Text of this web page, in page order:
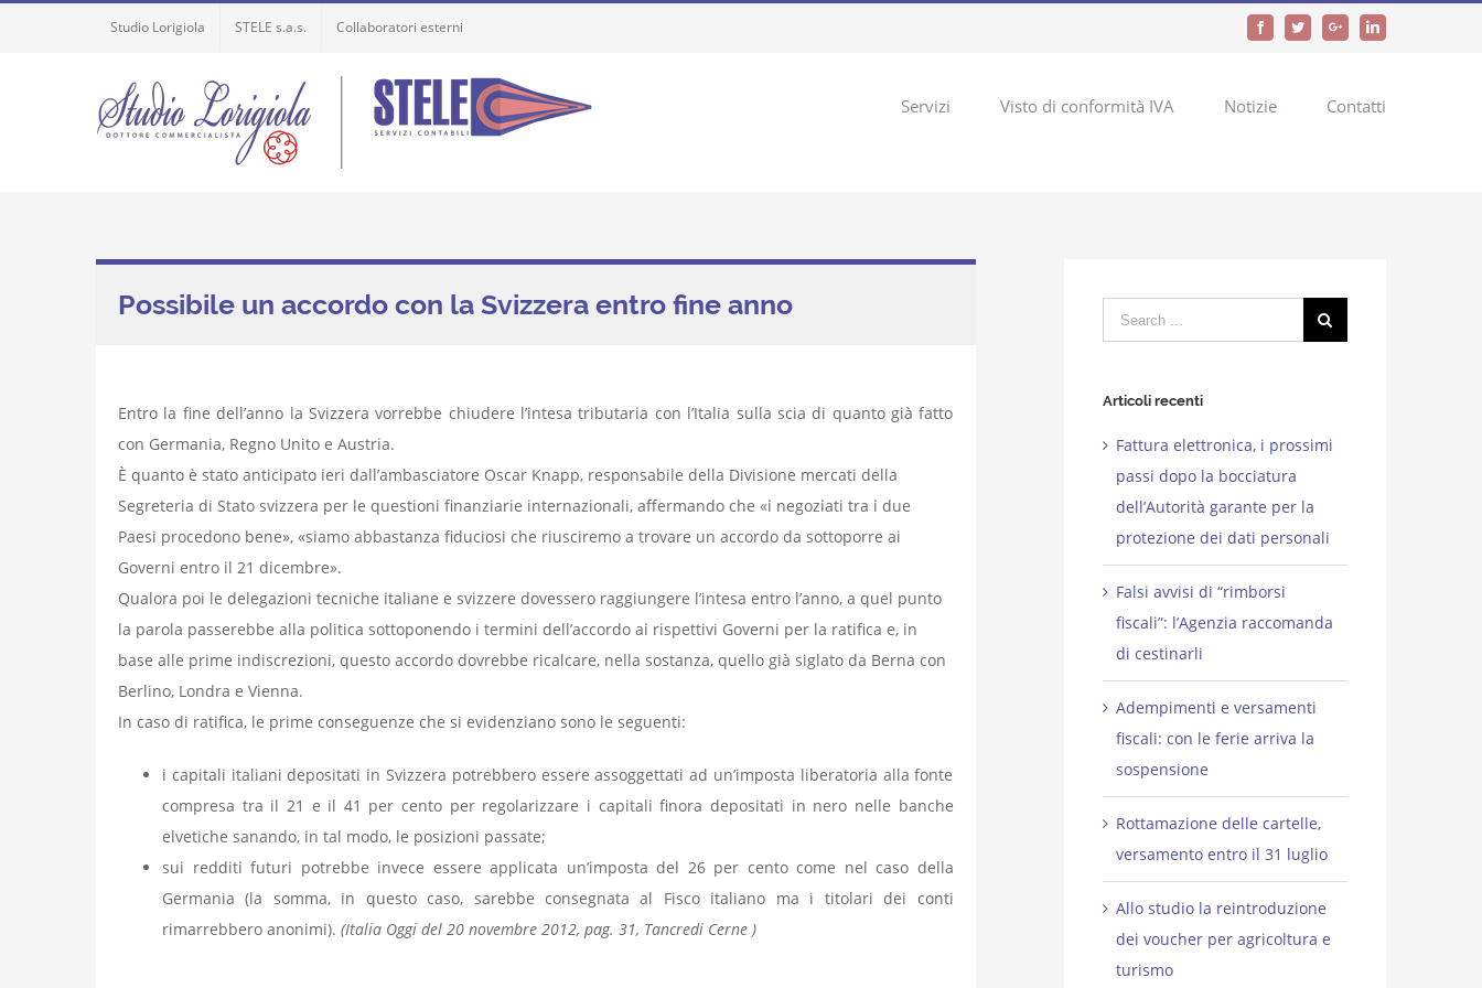
Studio Lorigiola STELE s.a.s. Collaboratori esterni FacebookTwitterGoogle+LinkedIn
Servizi Visto di conformità IVA Notizie Contatti
Possibile un accordo con la Svizzera entro fine anno
Entro la fine dell’anno la Svizzera vorrebbe chiudere l’intesa tributaria con l’Italia sulla scia di quanto già fatto
con Germania, Regno Unito e Austria.
È quanto è stato anticipato ieri dall’ambasciatore Oscar Knapp, responsabile della Divisione mercati della
Segreteria di Stato svizzera per le questioni finanziarie internazionali, affermando che «i negoziati tra i due
Paesi procedono bene», «siamo abbastanza fiduciosi che riusciremo a trovare un accordo da sottoporre ai
Governi entro il 21 dicembre».
Qualora poi le delegazioni tecniche italiane e svizzere dovessero raggiungere l’intesa entro l’anno, a quel punto
la parola passerebbe alla politica sottoponendo i termini dell’accordo ai rispettivi Governi per la ratifica e, in
base alle prime indiscrezioni, questo accordo dovrebbe ricalcare, nella sostanza, quello già siglato da Berna con
Berlino, Londra e Vienna.
In caso di ratifica, le prime conseguenze che si evidenziano sono le seguenti:
i capitali italiani depositati in Svizzera potrebbero essere assoggettati ad un’imposta liberatoria alla fonte
compresa tra il 21 e il 41 per cento per regolarizzare i capitali finora depositati in nero nelle banche
elvetiche sanando, in tal modo, le posizioni passate;
sui redditi futuri potrebbe invece essere applicata un’imposta del 26 per cento come nel caso della
Germania (la somma, in questo caso, sarebbe consegnata al Fisco italiano ma i titolari dei conti
rimarrebbero anonimi). (Italia Oggi del 20 novembre 2012, pag. 31, Tancredi Cerne )
Search
for:
Articoli recenti
Fattura elettronica, i prossimi
passi dopo la bocciatura
dell’Autorità garante per la
protezione dei dati personali
Falsi avvisi di “rimborsi
fiscali”: l’Agenzia raccomanda
di cestinarli
Adempimenti e versamenti
fiscali: con le ferie arriva la
sospensione
Rottamazione delle cartelle,
versamento entro il 31 luglio
Allo studio la reintroduzione
dei voucher per agricoltura e
turismo